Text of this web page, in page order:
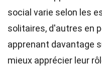
social varie selon les
solitaires, d'autres en
apprenant davantage
mieux apprécier leur